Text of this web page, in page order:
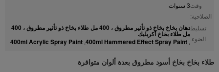
وقت
الصلاحية:
3 سنوات
تسليط
الضوء:
دهان بخاخ بخاخ ذو تأثير مطروق ، 400 مل طلاء بخاخ ذو تأثير مطروق ، 400
مل طلاء بخاخ أكريليك
,
400ml Hammered Effect Spray Paint
,
400ml Acrylic Spray Paint
طلاء بخاخ بخاخ أسود مطروق بعدة ألوان متوافرة